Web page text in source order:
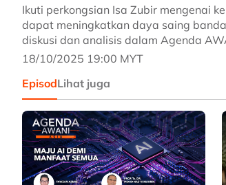
Ikuti perkongsian Isa Zubir mengenai
dapat meningkatkan daya saing
diskusi dan analisis dalam Agenda
18/10/2025 19:00 MYT
EpisodLihat juga